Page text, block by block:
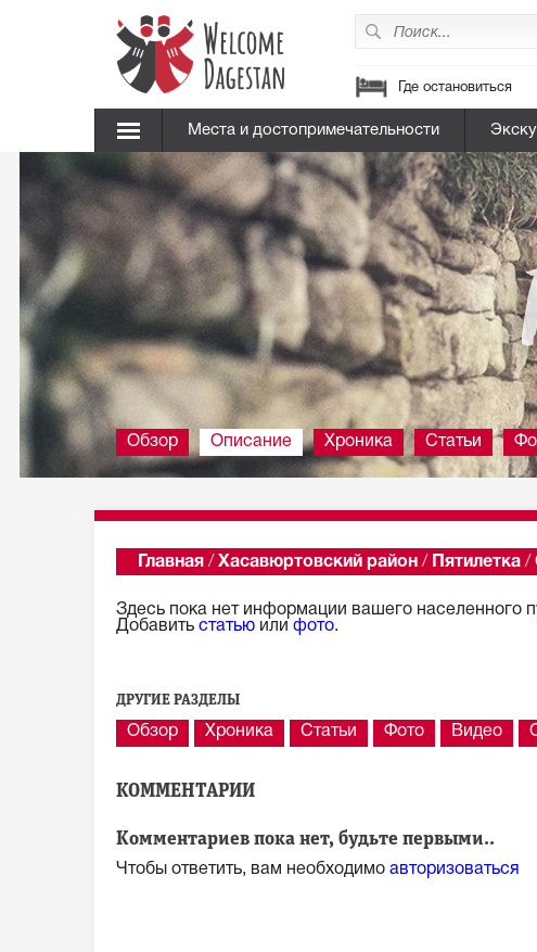
Где остановиться
Места и достопримечательности
Обзор Описание Хроника Статьи
Главная / Хасавюртовский район / Пятилетка /
Здесь пока нет информации вашего населенного
Добавить статью или фото.
ДРУГИЕ РАЗДЕЛЫ
Обзор Хроника Статьи Фото Видео
КОММЕНТАРИИ
Комментариев пока нет, будьте первыми..
Чтобы ответить, вам необходимо авторизоваться